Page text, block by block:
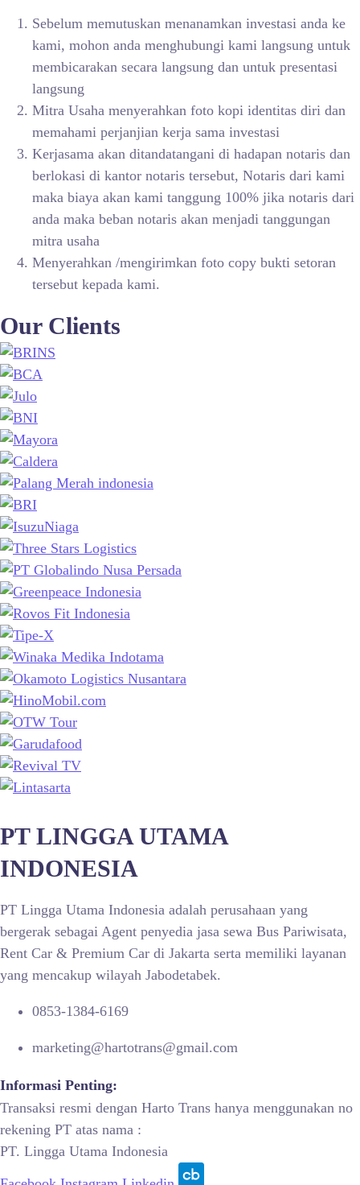
Sebelum memutuskan menanamkan investasi anda ke
kami, mohon anda menghubungi kami langsung untuk
membicarakan secara langsung dan untuk presentasi
langsung
Mitra Usaha menyerahkan foto kopi identitas diri dan
memahami perjanjian kerja sama investasi
Kerjasama akan ditandatangani di hadapan notaris dan
berlokasi di kantor notaris tersebut, Notaris dari kami
maka biaya akan kami tanggung 100% jika notaris dari
anda maka beban notaris akan menjadi tanggungan
mitra usaha
Menyerahkan /mengirimkan foto copy bukti setoran
tersebut kepada kami.
Our Clients
PT LINGGA UTAMA
INDONESIA
PT Lingga Utama Indonesia adalah perusahaan yang
bergerak sebagai Agent penyedia jasa sewa Bus Pariwisata,
Rent Car & Premium Car di Jakarta serta memiliki layanan
yang mencakup wilayah Jabodetabek.
0853-1384-6169
marketing@hartotrans@gmail.com
Informasi Penting:
Transaksi resmi dengan Harto Trans hanya menggunakan no
rekening PT atas nama :
PT. Lingga Utama Indonesia